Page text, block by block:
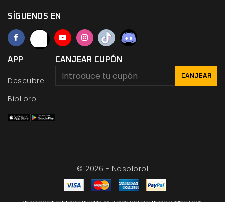
SÍGUENOS EN
APP
Descubre
Bibliorol
CANJEAR CUPÓN
CANJEAR
© 2026 - Nosolorol